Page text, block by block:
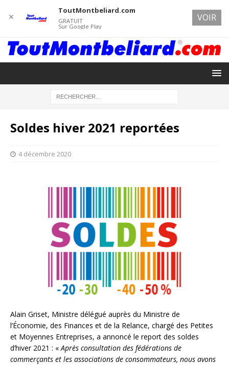
Soldes hiver 2021 reportées
4 décembre 2020
Alain Griset, Ministre délégué auprès du Ministre de
l’Économie, des Finances et de la Relance, chargé des Petites
et Moyennes Entreprises, a annoncé le report des soldes
d’hiver 2021 : « Après consultation des fédérations de
commerçants et les associations de consommateurs, nous avons
✕
ToutMontbeliard.com
GRATUIT
Sur Google Play
VOIR